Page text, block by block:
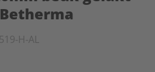
H-AL